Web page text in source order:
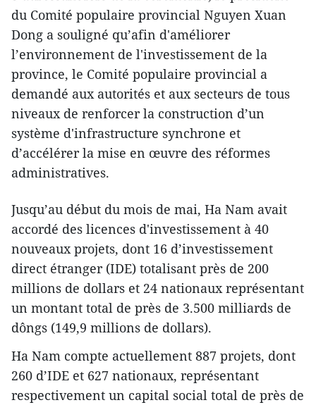
du Comité populaire provincial Nguyen Xuan
Dong a souligné qu’afin d'améliorer
l’environnement de l'investissement de la
province, le Comité populaire provincial a
demandé aux autorités et aux secteurs de tous
niveaux de renforcer la construction d’un
système d'infrastructure synchrone et
d’accélérer la mise en œuvre des réformes
administratives.
Jusqu’au début du mois de mai, Ha Nam avait
accordé des licences d'investissement à 40
nouveaux projets, dont 16 d’investissement
direct étranger (IDE) totalisant près de 200
millions de dollars et 24 nationaux représentant
un montant total de près de 3.500 milliards de
dôngs (149,9 millions de dollars).
Ha Nam compte actuellement 887 projets, dont
260 d’IDE et 627 nationaux, représentant
respectivement un capital social total de près de